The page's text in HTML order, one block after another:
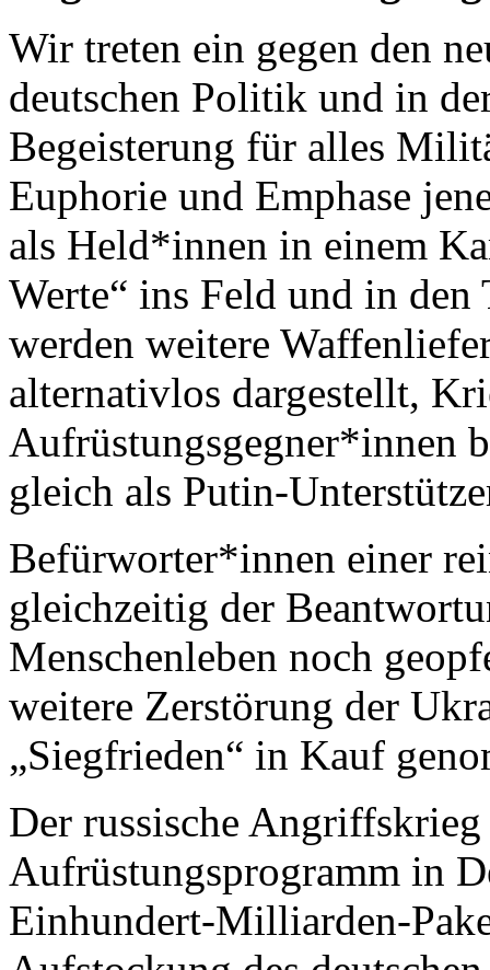
Wir treten ein gegen den
deutschen Politik und in
Begeisterung für alles
Euphorie und Emphase
als Held*innen in einem
Werte“ ins Feld und in
werden weitere
alternativlos dargestellt,
Aufrüstungsgegner*innen
gleich als Putin-
Befürworter*innen einer
gleichzeitig der
Menschenleben noch
weitere Zerstörung der
„Siegfrieden“ in Kauf
Der russische
Aufrüstungsprogramm in
Einhundert-Milliarden-